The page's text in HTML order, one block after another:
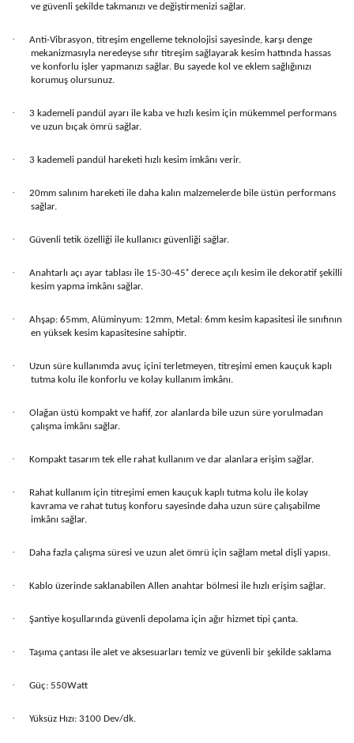
ve güvenli şekilde takmanızı ve değiştirmenizi sağlar.
·
Anti-Vibrasyon, titreşim engelleme teknolojisi sayesinde, karşı denge
mekanizmasıyla neredeyse sıfır titreşim sağlayarak kesim hattında hassas
ve konforlu işler yapmanızı sağlar. Bu sayede kol ve eklem sağlığınızı
korumuş olursunuz.
·
3 kademeli pandül ayarı ile kaba ve hızlı kesim için mükemmel performans
ve uzun bıçak ömrü sağlar.
· 3 kademeli pandül hareketi hızlı kesim imkânı verir.
·
20mm salınım hareketi ile daha kalın malzemelerde bile üstün performans
sağlar.
· Güvenli tetik özelliği ile kullanıcı güvenliği sağlar.
·
Anahtarlı açı ayar tablası ile 15-30-45˚ derece açılı kesim ile dekoratif şekilli
kesim yapma imkânı sağlar.
·
Ahşap: 65mm, Alüminyum: 12mm, Metal: 6mm kesim kapasitesi ile sınıfının
en yüksek kesim kapasitesine sahiptir.
·
Uzun süre kullanımda avuç içini terletmeyen, titreşimi emen kauçuk kaplı
tutma kolu ile konforlu ve kolay kullanım imkânı.
·
Olağan üstü kompakt ve hafif, zor alanlarda bile uzun süre yorulmadan
çalışma imkânı sağlar.
· Kompakt tasarım tek elle rahat kullanım ve dar alanlara erişim sağlar.
·
Rahat kullanım için titreşimi emen kauçuk kaplı tutma kolu ile kolay
kavrama ve rahat tutuş konforu sayesinde daha uzun süre çalışabilme
imkânı sağlar.
· Daha fazla çalışma süresi ve uzun alet ömrü için sağlam metal dişli yapısı.
· Kablo üzerinde saklanabilen Allen anahtar bölmesi ile hızlı erişim sağlar.
· Şantiye koşullarında güvenli depolama için ağır hizmet tipi çanta.
· Taşıma çantası ile alet ve aksesuarları temiz ve güvenli bir şekilde saklama
· Güç: 550Watt
· Yüksüz Hızı: 3100 Dev/dk.